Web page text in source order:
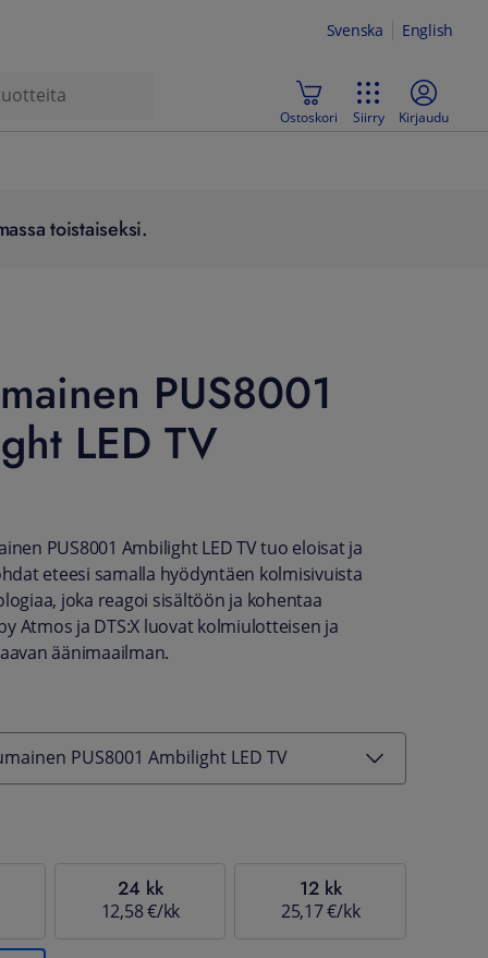
Svenska English
Ostoskori Siirry Kirjaudu
toistaiseksi.
PUS8001
LED TV
PUS8001 Ambilight LED TV tuo eloisat ja
eteesi samalla hyödyntäen kolmisivuista
joka reagoi sisältöön ja kohentaa
Atmos ja DTS:X luovat kolmiulotteisen ja
äänimaailman.
PUS8001 Ambilight LED TV
24 kk
12,58 €/kk
12 kk
25,17 €/kk